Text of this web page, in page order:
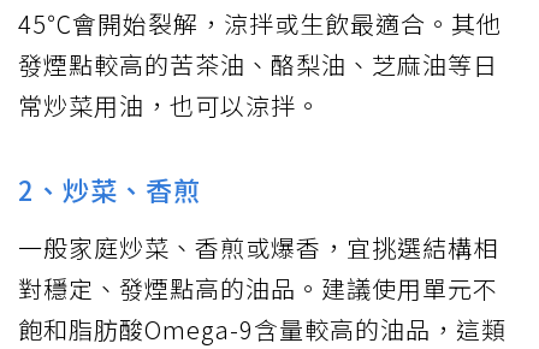
45℃會開始裂解，涼拌或生飲最適合。其他
發煙點較高的苦茶油、酪梨油、芝麻油等日
常炒菜用油，也可以涼拌。
2、炒菜、香煎
一般家庭炒菜、香煎或爆香，宜挑選結構相
對穩定、發煙點高的油品。建議使用單元不
飽和脂肪酸Omega-9含量較高的油品，這類